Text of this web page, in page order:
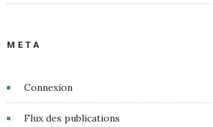
META
Connexion
Flux des publications